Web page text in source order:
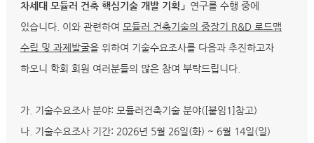
차세대 모듈러 건축 핵심기술 개발 기획」 연구를 수행 중에
있습니다. 이와 관련하여 모듈러 건축기술의 중장기 R&D 로드맵
수립 및 과제발굴을 위하여 기술수요조사를 다음과 추진하고자
하오니 학회 회원 여러분들의 많은 참여 부탁드립니다.
가. 기술수요조사 분야: 모듈러건축기술 분야([붙임1]참고)
나. 기술수요조사 기간: 2026년 5월 26일(화) ~ 6월 14일(일)